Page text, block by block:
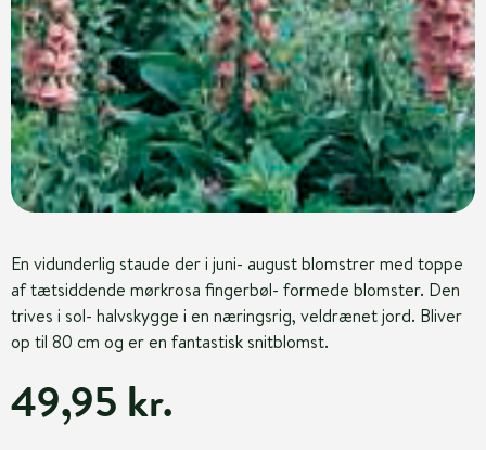
En vidunderlig staude der i juni- august blomstrer med toppe
af tætsiddende mørkrosa fingerbøl- formede blomster. Den
trives i sol- halvskygge i en næringsrig, veldrænet jord. Bliver
op til 80 cm og er en fantastisk snitblomst.
49,95 kr.